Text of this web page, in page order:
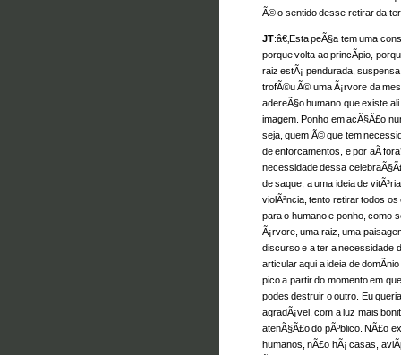
Ã© o sentido desse retirar da
JT:â€‚Esta peÃ§a tem uma
porque volta ao princÃ­pio,
raiz estÃ¡ pendurada,
trofÃ©u Ã© uma Ã¡rvore da
adereÃ§o humano que existe
imagem. Ponho em acÃ§Ã£o
seja, quem Ã© que tem
de enforcamentos, e por aÃ­
necessidade dessa
de saque, a uma ideia de
violÃªncia, tento retirar todos
para o humano e ponho, como
Ã¡rvore, uma raiz, uma
discurso e a ter a necessidade
articular aqui a ideia de
pico a partir do momento em
podes destruir o outro. Eu
agradÃ¡vel, com a luz mais
atenÃ§Ã£o do pÃºblico. NÃ£o
humanos, nÃ£o hÃ¡ casas,